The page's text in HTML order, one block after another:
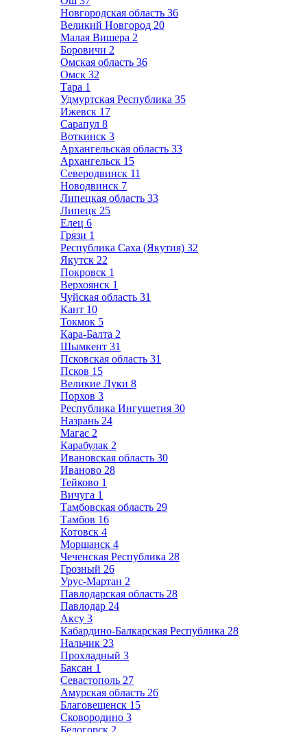
Новгородская область 36
Великий Новгород 20
Малая Вишера 2
Боровичи 2
Омская область 36
Омск 32
Тара 1
Удмуртская Республика 35
Ижевск 17
Сарапул 8
Воткинск 3
Архангельская область 33
Архангельск 15
Северодвинск 11
Новодвинск 7
Липецкая область 33
Липецк 25
Елец 6
Грязи 1
Республика Саха (Якутия) 32
Якутск 22
Покровск 1
Верхоянск 1
Чуйская область 31
Кант 10
Токмок 5
Кара-Балта 2
Шымкент 31
Псковская область 31
Псков 15
Великие Луки 8
Порхов 3
Республика Ингушетия 30
Назрань 24
Магас 2
Карабулак 2
Ивановская область 30
Иваново 28
Тейково 1
Вичуга 1
Тамбовская область 29
Тамбов 16
Котовск 4
Моршанск 4
Чеченская Республика 28
Грозный 26
Урус-Мартан 2
Павлодарская область 28
Павлодар 24
Аксу 3
Кабардино-Балкарская Республика 28
Нальчик 23
Прохладный 3
Баксан 1
Севастополь 27
Амурская область 26
Благовещенск 15
Сковородино 3
Белогорск 2